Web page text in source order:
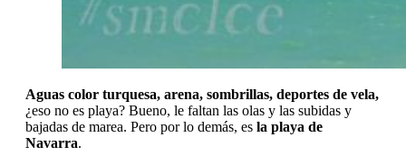
Aguas color turquesa, arena, sombrillas, deportes de vela,
¿eso no es playa? Bueno, le faltan las olas y las subidas y
bajadas de marea. Pero por lo demás, es la playa de
Navarra.